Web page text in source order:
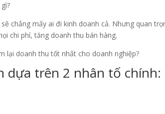
chẳng mấy ai đi kinh doanh cả. Nhưng quan
chi phí, tăng doanh thu bán hàng.
lại doanh thu tốt nhất cho doanh nghiệp?
dựa trên 2 nhân tố chính: